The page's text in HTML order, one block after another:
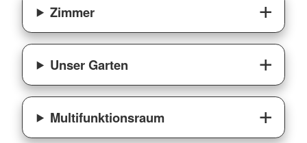
Zimmer
Unser Garten
Multifunktionsraum